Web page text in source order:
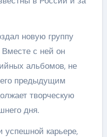
новую группу
с ней он
альбомов, не
предыдущим
творческую
дня.
успешной карьере,